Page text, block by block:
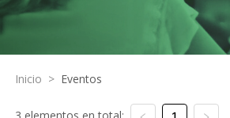
Inicio > Eventos